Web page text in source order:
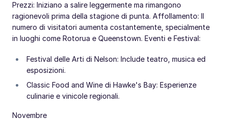
Prezzi: Iniziano a salire leggermente ma rimangono
ragionevoli prima della stagione di punta. Affollamento: Il
numero di visitatori aumenta costantemente, specialmente
in luoghi come Rotorua e Queenstown. Eventi e Festival:
Festival delle Arti di Nelson: Include teatro, musica ed
esposizioni.
Classic Food and Wine di Hawke's Bay: Esperienze
culinarie e vinicole regionali.
Novembre